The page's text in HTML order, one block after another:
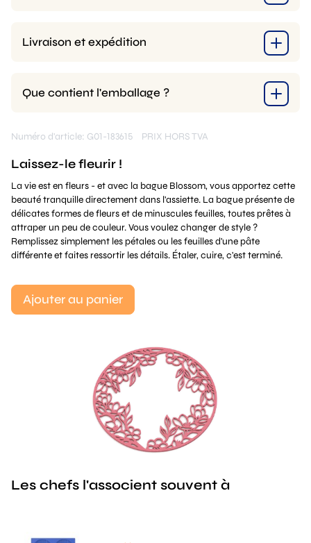
Livraison et expédition
Que contient l'emballage ?
Numéro d'article: G01-183615 PRIX HORS TVA
Laissez-le fleurir !
La vie est en fleurs - et avec la bague Blossom, vous apportez cette
beauté tranquille directement dans l'assiette. La bague présente de
délicates formes de fleurs et de minuscules feuilles, toutes prêtes à
attraper un peu de couleur. Vous voulez changer de style ?
Remplissez simplement les pétales ou les feuilles d'une pâte
différente et faites ressortir les détails. Étaler, cuire, c'est terminé.
Ajouter au panier
Les chefs l'associent souvent à